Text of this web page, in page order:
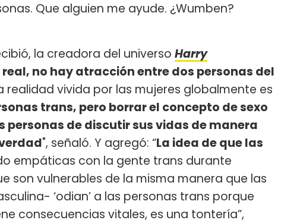
Que alguien me ayude. ¿Wumben?
la creadora del universo Harry
real, no hay atracción entre dos personas del
realidad vivida por las mujeres globalmente es
trans, pero borrar el concepto de sexo
de discutir sus vidas de manera
", señaló. Y agregó: “La idea de que las
empáticas con la gente trans durante
son vulnerables de la misma manera que las
‘odian’ a las personas trans porque
consecuencias vitales, es una tontería”,